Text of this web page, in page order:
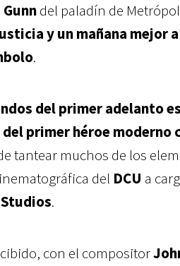
del paladín de
y un mañana mejor
.
del primer adelanto
primer héroe moderno
tantear muchos de los
del DCU a
Studios.
con el compositor